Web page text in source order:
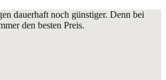
dauerhaft noch günstiger. Denn bei
den besten Preis.